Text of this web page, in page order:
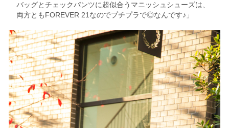
バッグとチェックパンツに超似合うマニッシュシューズは、
両方ともFOREVER 21なのでプチプラで◎なんです♪」